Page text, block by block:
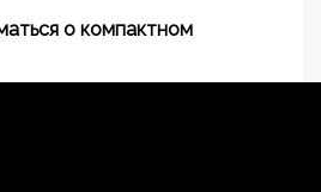
о компактном